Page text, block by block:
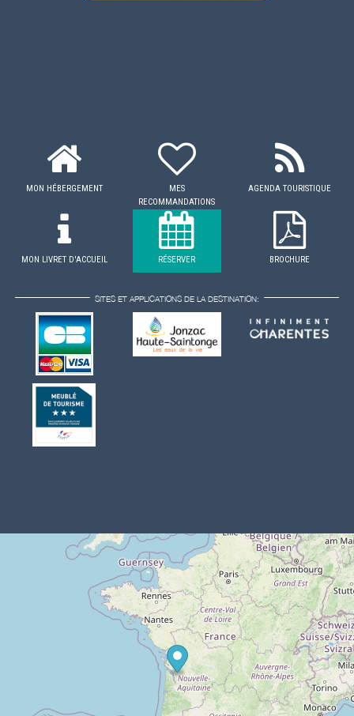
MON HÉBERGEMENT
MES
RECOMMANDATIONS
AGENDA TOURISTIQUE
MON LIVRET D'ACCUEIL RÉSERVER BROCHURE
SITES ET APPLICATIONS DE LA DESTINATION: